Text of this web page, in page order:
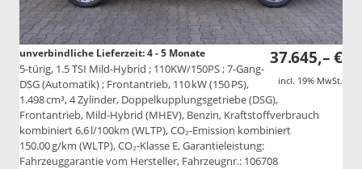
37.645,– €
incl. 19% MwSt.
unverbindliche Lieferzeit: 4 - 5 Monate
5-türig, 1.5 TSI Mild-Hybrid ; 110KW/150PS ; 7-Gang-
DSG (Automatik) ; Frontantrieb, 110 kW (150 PS),
1.498 cm³, 4 Zylinder, Doppelkupplungsgetriebe (DSG),
Frontantrieb, Mild-Hybrid (MHEV), Benzin, Kraftstoffverbrauch
kombiniert 6,6 l/100km (WLTP), CO₂-Emission kombiniert
150.00 g/km (WLTP), CO₂-Klasse E, Garantieleistung:
Fahrzeuggarantie vom Hersteller, Fahrzeugnr.: 106708